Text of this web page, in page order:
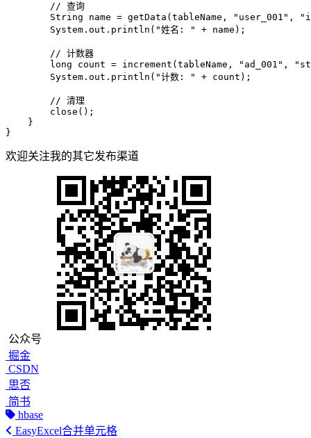
// 查询
String
name = getData(tableName, "user_001" ,
        System.out.println(
"姓名: " + name);
// 计数器
long
count = increment(tableName, "ad_001" ,
        System.out.println(
"计数: " + count);
// 清理
        close();
    }
}
欢迎关注我的其它发布渠道
公众号
掘金
CSDN
思否
简书
hbase
EasyExcel合并单元格